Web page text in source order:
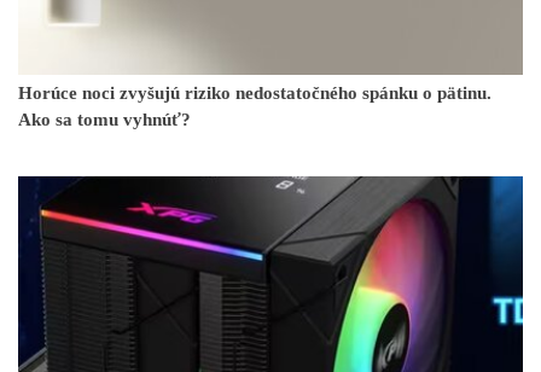
Horúce noci zvyšujú riziko nedostatočného spánku o pätinu.
Ako sa tomu vyhnúť?